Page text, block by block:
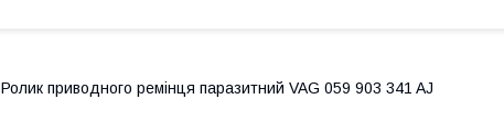
Ролик приводного ремінця паразитний VAG 059 903 341 AJ